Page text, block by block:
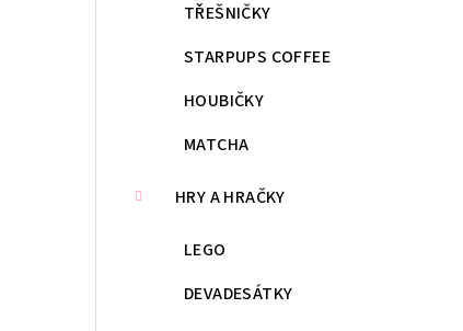
TŘEŠNIČKY
STARPUPS COFFEE
HOUBIČKY
MATCHA
HRY A HRAČKY
LEGO
DEVADESÁTKY